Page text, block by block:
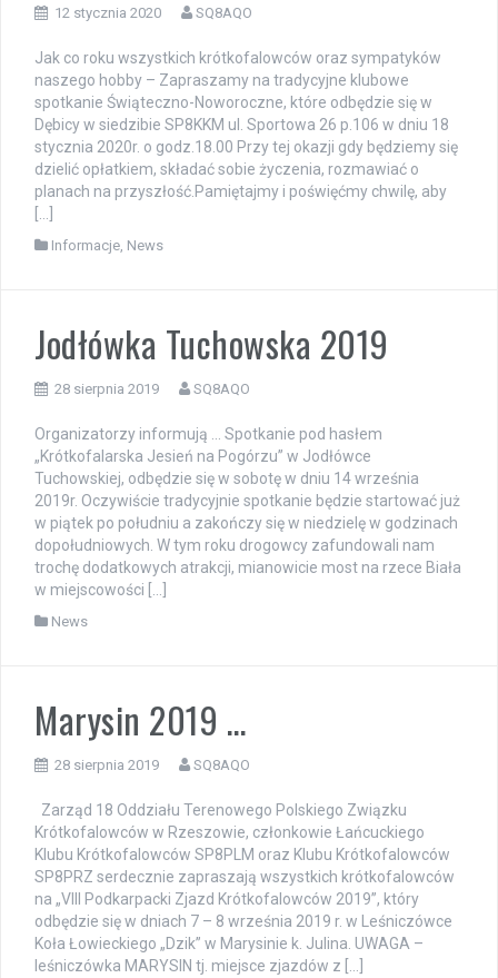
12 stycznia 2020 SQ8AQO
Jak co roku wszystkich krótkofalowców oraz sympatyków
naszego hobby – Zapraszamy na tradycyjne klubowe
spotkanie Świąteczno-Noworoczne, które odbędzie się w
Dębicy w siedzibie SP8KKM ul. Sportowa 26 p.106 w dniu 18
stycznia 2020r. o godz.18.00 Przy tej okazji gdy będziemy się
dzielić opłatkiem, składać sobie życzenia, rozmawiać o
planach na przyszłość.Pamiętajmy i poświęćmy chwilę, aby
[…]
Informacje News
Jodłówka Tuchowska 2019
28 sierpnia 2019 SQ8AQO
Organizatorzy informują … Spotkanie pod hasłem
„Krótkofalarska Jesień na Pogórzu” w Jodłówce
Tuchowskiej, odbędzie się w sobotę w dniu 14 września
2019r. Oczywiście tradycyjnie spotkanie będzie startować już
w piątek po południu a zakończy się w niedzielę w godzinach
dopołudniowych. W tym roku drogowcy zafundowali nam
trochę dodatkowych atrakcji, mianowicie most na rzece Biała
w miejscowości […]
News
Marysin 2019 …
28 sierpnia 2019 SQ8AQO
Zarząd 18 Oddziału Terenowego Polskiego Związku
Krótkofalowców w Rzeszowie, członkowie Łańcuckiego
Klubu Krótkofalowców SP8PLM oraz Klubu Krótkofalowców
SP8PRZ serdecznie zapraszają wszystkich krótkofalowców
na „VIII Podkarpacki Zjazd Krótkofalowców 2019”, który
odbędzie się w dniach 7 – 8 września 2019 r. w Leśniczówce
Koła Łowieckiego „Dzik” w Marysinie k. Julina. UWAGA –
leśniczówka MARYSIN tj. miejsce zjazdów z […]